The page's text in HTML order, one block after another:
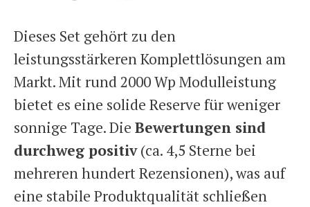
Dieses Set gehört zu den
leistungsstärkeren Komplettlösungen am
Markt. Mit rund 2000 Wp Modulleistung
bietet es eine solide Reserve für weniger
sonnige Tage. Die Bewertungen sind
durchweg positiv(ca. 4,5 Sterne bei
mehreren hundert Rezensionen), was auf
eine stabile Produktqualität schließen